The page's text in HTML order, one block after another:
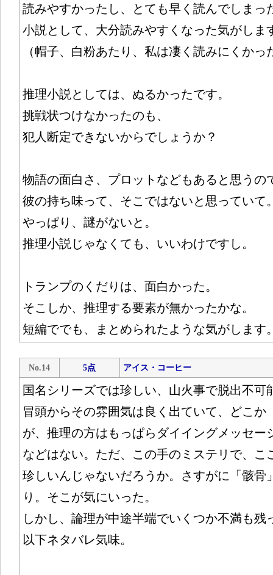
読みやすかったし、とても早く読んでしまっ
小説として、大分読みやすくなった気がしま
（帽子、白粉あたり、私は凄く読みにくかっ
推理小説としては、ぬるかったです。
挑戦状つけなかったのも、
犯人断定できないからでしょうか？
物語の面白さ、プロットなどもあると思うの
彼の持ち味って、そこではないと思っていて
やっぱり、謎がないと。
推理小説じゃなくても、いいわけですし。
トランプのくだりは、面白かった。
そこしか、推理する要素が無かったかな。
短編ででも、まとめられたような気がします
No.14 5点 アイス・コーヒー
国名シリーズでは珍しい、山火事で脱出不可
冒頭からその雰囲気は良く出ていて、どこか
が、推理の方はもっぱらダイイングメッセー
などはない。ただ、この手のミステリで、こ
珍しいんじゃないだろうか。さすがに「骸骨
り。そこが気にいった。
しかし、論理が中途半端でいくつか不満も残
以下ネタバレ気味。